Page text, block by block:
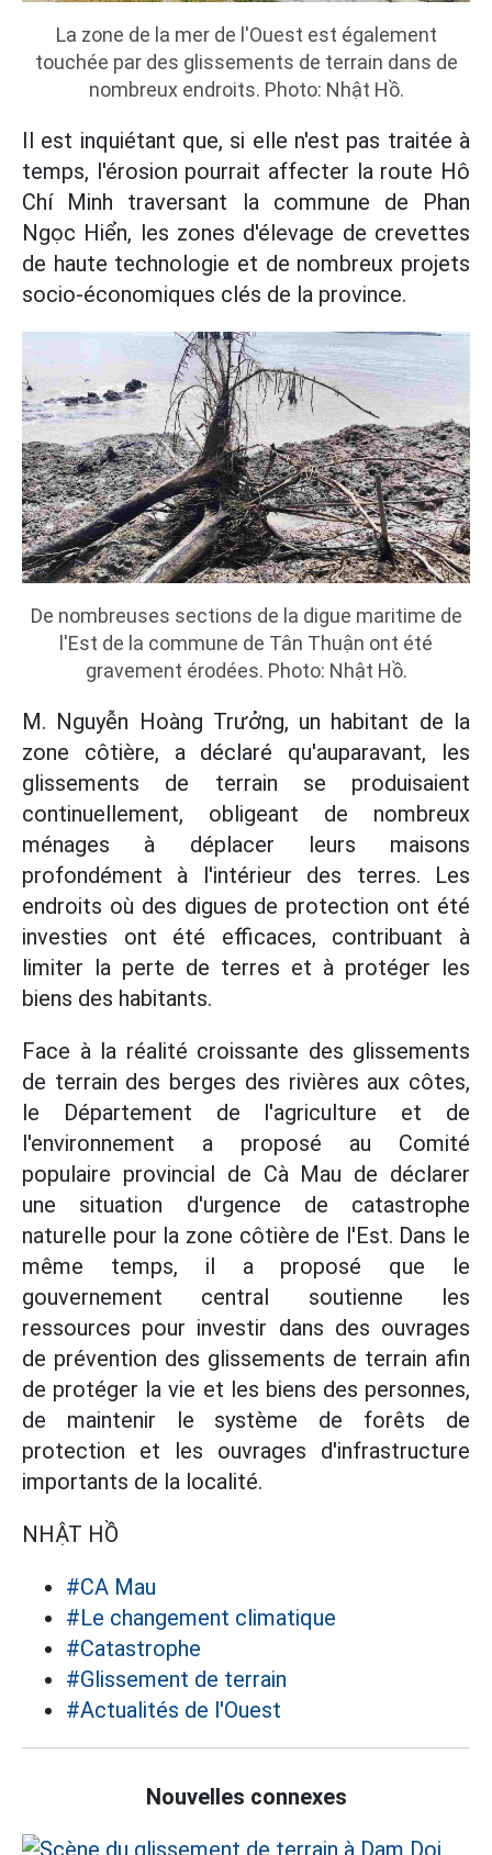
La zone de la mer de l'Ouest est également
touchée par des glissements de terrain dans de
nombreux endroits. Photo: Nhật Hồ.
Il est inquiétant que, si elle n'est pas traitée à
temps, l'érosion pourrait affecter la route Hô
Chí Minh traversant la commune de Phan
Ngọc Hiển, les zones d'élevage de crevettes
de haute technologie et de nombreux projets
socio-économiques clés de la province.
De nombreuses sections de la digue maritime de
l'Est de la commune de Tân Thuận ont été
gravement érodées. Photo: Nhật Hồ.
M. Nguyễn Hoàng Trưởng, un habitant de la
zone côtière, a déclaré qu'auparavant, les
glissements de terrain se produisaient
continuellement, obligeant de nombreux
ménages à déplacer leurs maisons
profondément à l'intérieur des terres. Les
endroits où des digues de protection ont été
investies ont été efficaces, contribuant à
limiter la perte de terres et à protéger les
biens des habitants.
Face à la réalité croissante des glissements
de terrain des berges des rivières aux côtes,
le Département de l'agriculture et de
l'environnement a proposé au Comité
populaire provincial de Cà Mau de déclarer
une situation d'urgence de catastrophe
naturelle pour la zone côtière de l'Est. Dans le
même temps, il a proposé que le
gouvernement central soutienne les
ressources pour investir dans des ouvrages
de prévention des glissements de terrain afin
de protéger la vie et les biens des personnes,
de maintenir le système de forêts de
protection et les ouvrages d'infrastructure
importants de la localité.
NHẬT HỒ
#CA Mau
#Le changement climatique
#Catastrophe
#Glissement de terrain
#Actualités de l'Ouest
Nouvelles connexes